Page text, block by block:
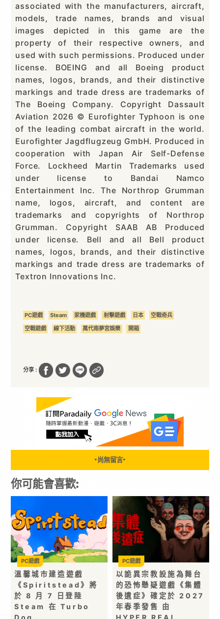
associated with the manufacturers, aircraft,
models, trade names, brands and visual
images depicted in this game are the
property of their respective owners, and
used with such permissions. Produced under
license. BOEING and all Boeing product
names, logos, brands, and their distinctive
markings and trade dress are trademarks of
The Boeing Company. Copyright Dassault
Aviation 2026 © Eurofighter Typhoon is one
of the leading combat aircraft in the world.
Eurofighter Jagdflugzeug GmbH. Produced in
cooperation with Japan Air Self-Defense
Force. Lockheed Martin Trademarks used
under license to Bandai Namco
Entertainment Inc. The Northrop Grumman
name, logos, aircraft, and content are
trademarks and copyrights of Northrop
Grumman. Copyright SAAB AB Produced
under license. Bell and all Bell product
names, logos, brands, and their distinctive
markings and trade dress are trademarks of
Textron Innovations Inc.
PC遊戲 Steam 家機遊戲 射擊遊戲 日本
空戰奇兵
空戰遊戲
線下活動 萬代南夢宮娛樂 開箱
分享 :
▼ 尚無留言▼
你可能會喜歡:
溫馨城市建造遊戲
《Spiritstead》將
於 8 月 7 日登陸
Steam 在 Turbo
PC遊戲
以詭異宗教設施為舞台
的恐怖懸疑遊戲《集體
後遺症》確定於 2027
年春季發售 由
PC遊戲